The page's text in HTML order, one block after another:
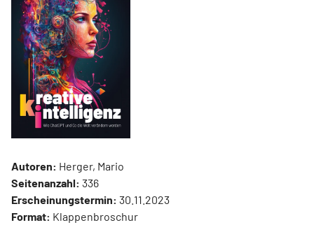
Autoren: Herger, Mario
Seitenanzahl: 336
Erscheinungstermin: 30.11.2023
Format: Klappenbroschur